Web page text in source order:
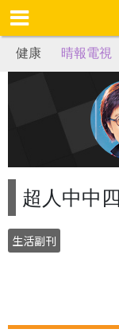
健康 晴報電視
超人中中
生活副刊